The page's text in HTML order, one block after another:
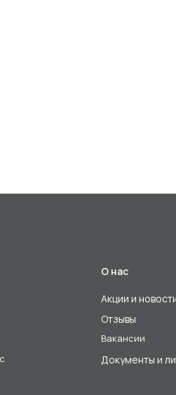
О нас
Акции и
Отзывы
Вакансии
Документы и